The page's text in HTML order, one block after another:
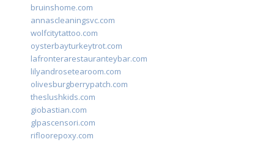
bruinshome.com
annascleaningsvc.com
wolfcitytattoo.com
oysterbayturkeytrot.com
lafronterarestauranteybar.com
lilyandrosetearoom.com
olivesburgberrypatch.com
theslushkids.com
giobastian.com
glpascensori.com
rifloorepoxy.com